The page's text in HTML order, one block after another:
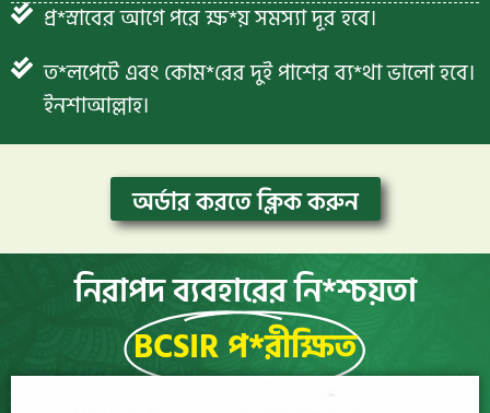
প্র*স্রাবের আগে পরে ক্ষ*য় সমস্যা দূর হবে।
ত*লপেটে এবং কোম*রের দুই পাশের ব্য*থা ভালো হবে।
ইনশাআল্লাহ।
অর্ডার করতে ক্লিক করুন
নিরাপদ ব্যবহারের নি*শ্চয়তা
BCSIR প*রীক্ষিত